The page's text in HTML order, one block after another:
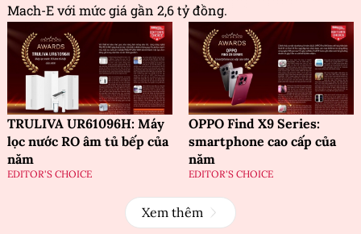
Mach-E với mức giá gần 2,6 tỷ đồng.
TRULIVA UR61096H: Máy
lọc nước RO âm tủ bếp của
năm
EDITOR'S CHOICE
OPPO Find X9 Series:
smartphone cao cấp của
năm
EDITOR'S CHOICE
Xem thêm